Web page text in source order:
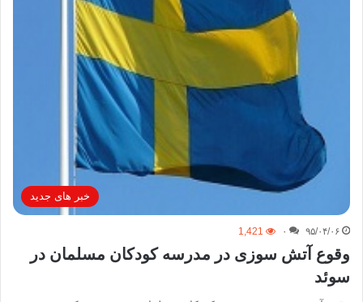
خبر های جدید
۹۵/۰۴/۰۶ ۰ 1,421
وقوع آتش سوزی در مدرسه کودکان مسلمان در
سوئد